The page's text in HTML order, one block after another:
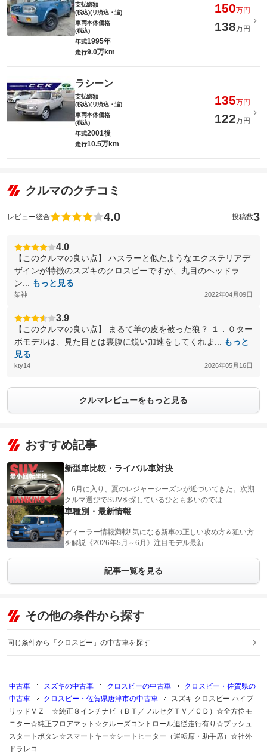
支払総額
(税込)(リ済込・追)
150万円
車両本体価格
(税込)
138万円
年式1995年
走行9.0万km
ラシーン
支払総額
(税込)(リ済込・追)
135万円
車両本体価格
(税込)
122万円
年式2001後
走行10.5万km
クルマのクチコミ
レビュー総合 4.0 投稿数3
4.0
【このクルマの良い点】 ハスラーと似たようなエクステリアデ
ザインが特徴のスズキのクロスビーですが、丸目のヘッドラ
ン...
もっと見る
架神 2022年04月09日
3.9
【このクルマの良い点】 まるて羊の皮を被った狼？ １．０ター
ボモデルは、見た目とは裏腹に鋭い加速をしてくれま...
もっと
見る
kty14 2026年05月16日
クルマレビューをもっと見る
おすすめ記事
新型車比較・ライバル車対決
6月に入り、夏のレジャーシーズンが近づいてきた。次期
クルマ選びでSUVを探しているひとも多いのでは…
車種別・最新情報
ディーラー情報満載! 気になる新車の正しい攻め方＆狙い方
を解説《2026年5月～6月》注目モデル最新…
記事一覧を見る
その他の条件から探す
同じ条件から「クロスビー」の中古車を探す
中古車 スズキの中古車 クロスビーの中古車
クロスビー・佐賀県の
中古車
クロスビー・佐賀県唐津市の中古車
スズキ クロスビー ハイブ
リッドＭＺ ☆純正８インチナビ（ＢＴ／フルセグＴＶ／ＣＤ）☆全方位モ
ニター☆純正フロアマット☆クルーズコントロール追従走行有り☆プッシュ
スタートボタン☆スマートキー☆シートヒーター（運転席・助手席）☆社外
ドラレコ